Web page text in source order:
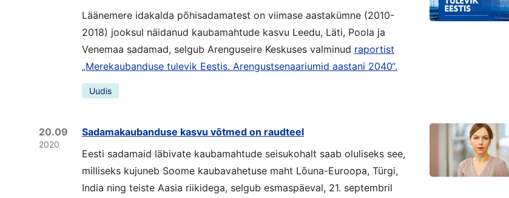
Läänemere idakalda põhisadamatest on viimase aastakümne (2010-
2018) jooksul näidanud kaubamahtude kasvu Leedu, Läti, Poola ja
Venemaa sadamad, selgub Arenguseire Keskuses valminud raportist
„Merekaubanduse tulevik Eestis. Arengustsenaariumid aastani 2040“.
Uudis
20.09
2020
Sadamakaubanduse kasvu võtmed on raudteel
Eesti sadamaid läbivate kaubamahtude seisukohalt saab oluliseks see,
milliseks kujuneb Soome kaubavahetuse maht Lõuna-Euroopa, Türgi,
India ning teiste Aasia riikidega, selgub esmaspäeval, 21. septembril